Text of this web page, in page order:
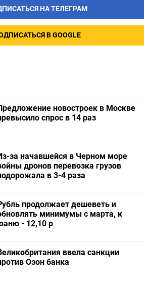
НА ТЕЛЕГРАМ
В GOOGLE
новостроек в Москве
спрос в 14 раз
за начавшейся в Черном море
дронов перевозка грузов
в 3-4 раза
продолжает дешеветь и
минимумы с марта, к
- 12,10 р
ввела санкции
Озон банка